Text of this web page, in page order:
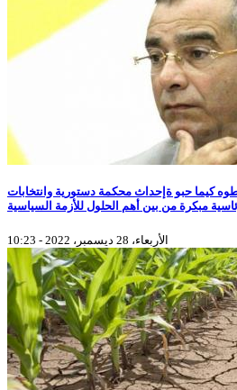
كيما حبو ةإحداث محكمة دستورية وانتخابات
الأربعاء، 28 ديسمبر، 2022 - 10:23